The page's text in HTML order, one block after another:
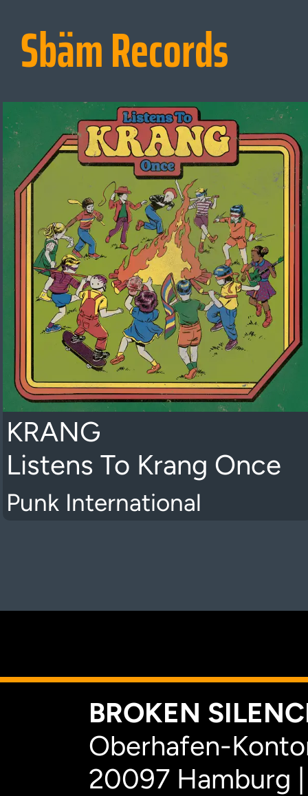
Sbäm Records
KRANG
Listens To Krang Once
Punk International
BROKEN
Oberhafen-
20097 Hamburg